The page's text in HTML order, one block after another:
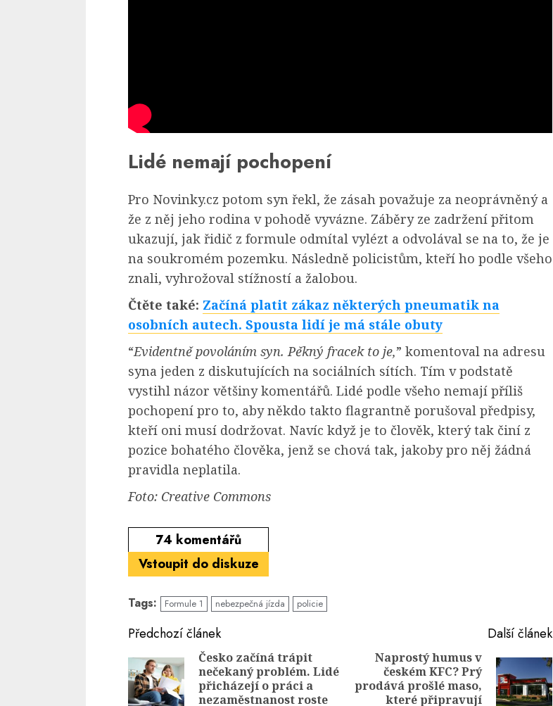
Lidé nemají pochopení
Pro Novinky.cz potom syn řekl, že zásah považuje za neoprávněný a
že z něj jeho rodina v pohodě vyvázne. Záběry ze zadržení přitom
ukazují, jak řidič z formule odmítal vylézt a odvolával se na to, že je
na soukromém pozemku. Následně policistům, kteří ho podle všeho
znali, vyhrožoval stížností a žalobou.
Čtěte také: Začíná platit zákaz některých pneumatik na
osobních autech. Spousta lidí je má stále obuty
“Evidentně povoláním syn. Pěkný fracek to je,” komentoval na adresu
syna jeden z diskutujících na sociálních sítích. Tím v podstatě
vystihl názor většiny komentářů. Lidé podle všeho nemají příliš
pochopení pro to, aby někdo takto flagrantně porušoval předpisy,
kteří oni musí dodržovat. Navíc když je to člověk, který tak činí z
pozice bohatého člověka, jenž se chová tak, jakoby pro něj žádná
pravidla neplatila.
Foto: Creative Commons
74 komentářů
Vstoupit do diskuze
Tags: Formule 1 nebezpečná jízda policie
Continue
Reading
Předchozí článek
Previous
Česko začíná trápit
nečekaný problém. Lidé
přicházejí o práci a
nezaměstnanost roste
Další článek
Next
Naprostý humus v
českém KFC? Prý
prodává prošlé maso,
které připravují